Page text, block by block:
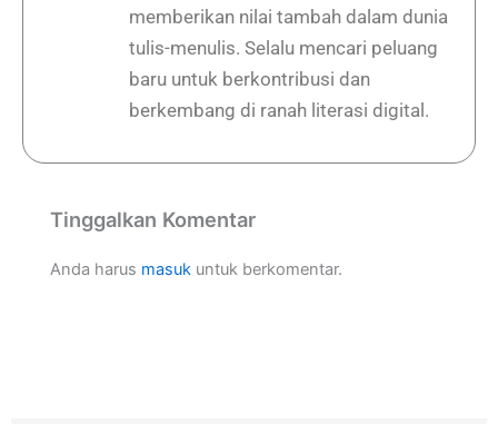
Tinggalkan Komentar
Anda harus masuk untuk berkomentar.
memberikan nilai tambah dalam dunia
tulis-menulis. Selalu mencari peluang
baru untuk berkontribusi dan
berkembang di ranah literasi digital.